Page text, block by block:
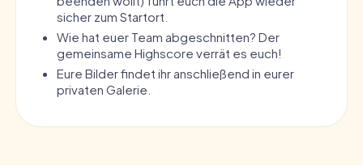
sicher zum Startort.
Wie hat euer Team abgeschnitten? Der
gemeinsame Highscore verrät es euch!
Eure Bilder findet ihr anschließend in eurer
privaten Galerie.